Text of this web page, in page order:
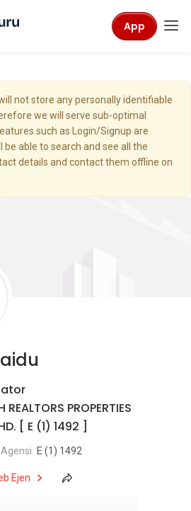
App
not store any personally identifiable
we will serve sub-optimal
such as Login/Signup are
be able to search and see all the
details and contact them offline on
REALTORS PROPERTIES
[ E (1) 1492 ]
E (1) 1492
Ejen